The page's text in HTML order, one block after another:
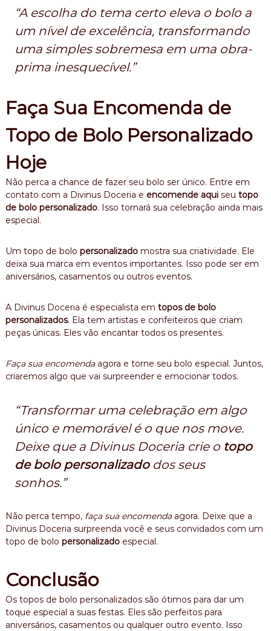
“A escolha do tema certo eleva o bolo a
um nível de excelência, transformando
uma simples sobremesa em uma obra-
prima inesquecível.”
Faça Sua Encomenda de
Topo de Bolo Personalizado
Hoje
Não perca a chance de fazer seu bolo ser único. Entre em
contato com a Divinus Doceria e encomende aquiseu topo
de bolo personalizado. Isso tornará sua celebração ainda mais
especial.
Um topo de bolo personalizadomostra sua criatividade. Ele
deixa sua marca em eventos importantes. Isso pode ser em
aniversários, casamentos ou outros eventos.
A Divinus Doceria é especialista em topos de bolo
personalizados. Ela tem artistas e confeiteiros que criam
peças únicas. Eles vão encantar todos os presentes.
Faça sua encomendaagora e torne seu bolo especial. Juntos,
criaremos algo que vai surpreender e emocionar todos.
“Transformar uma celebração em algo
único e memorável é o que nos move.
Deixe que a Divinus Doceria crie o topo
de bolo personalizadodos seus
sonhos.”
Não perca tempo, faça sua encomendaagora. Deixe que a
Divinus Doceria surpreenda você e seus convidados com um
topo de bolo personalizadoespecial.
Conclusão
Os topos de bolo personalizados são ótimos para dar um
toque especial a suas festas. Eles são perfeitos para
aniversários, casamentos ou qualquer outro evento. Isso